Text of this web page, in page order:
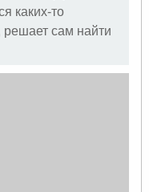
каких-то
решает сам найти